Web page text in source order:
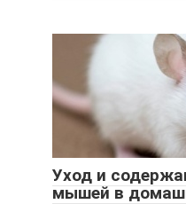
Уход и
мышей в